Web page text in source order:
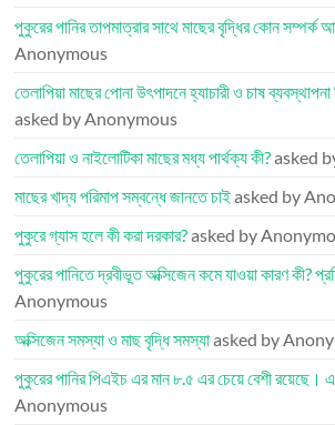
পুকুরের পানির তাপমাত্রার সাথে মাছের বৃদ্ধির কোন সম্পর্ক
Anonymous
তেলাপিয়া মাছের পোনা উৎপাদনে হ্যাচারী ও চাষ
asked by Anonymous
তেলাপিয়া ও নাইলোটিকা মাছের মধ্য পার্থক্য কী?asked
মাছের খাদ্য পরিমাপ সম্বন্ধে জানতে চাইasked by
পুকুরে গ্যাস হলে কী করা দরকার?asked by
পুকুরের পানিতে দ্রবীভূত অক্সিজেন কমে যাওয়া কারণ কী?
Anonymous
অক্সিজেন সমস্যা ও মাছ বৃদ্ধি সমস্যাasked by
পুকুরের পানির পিএইচ এর মান ৮.৫ এর চেয়ে বেশী রয়েছে।
Anonymous